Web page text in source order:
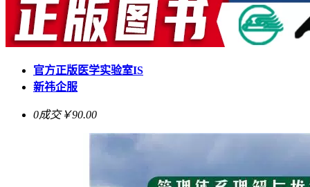
官方正版医学实验室IS
新祎企服
0成交￥90.00